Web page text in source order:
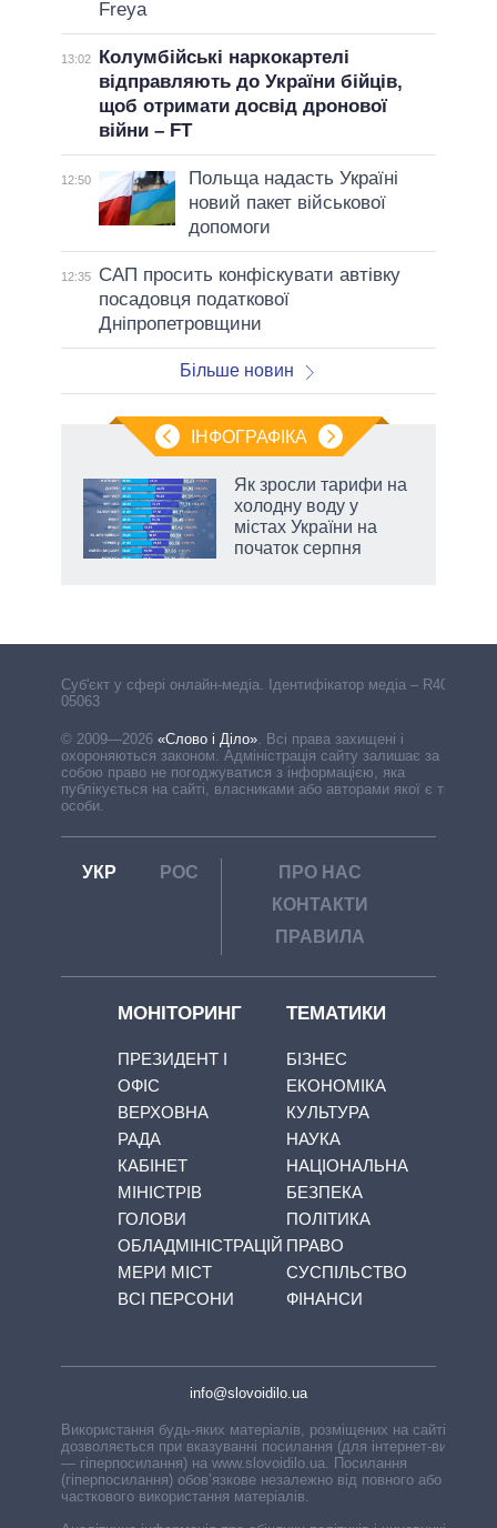
Freya
13:02
Колумбійські наркокартелі
відправляють до України бійців,
щоб отримати досвід дронової
війни – FT
12:50
Польща надасть Україні
новий пакет військової
допомоги
12:35
САП просить конфіскувати автівку
посадовця податкової
Дніпропетровщини
Більше новин
ІНФОГРАФІКА
Як зросли тарифи на
холодну воду у
містах України на
початок серпня
Cуб'єкт у сфері онлайн-медіа. Ідентифікатор медіа – R40-
05063
© 2009—2026 «Слово і Діло». Всі права захищені і
охороняються законом. Адміністрація сайту залишає за
собою право не погоджуватися з інформацією, яка
публікується на сайті, власниками або авторами якої є треті
особи.
УКР РОС
ПРО НАС
КОНТАКТИ
ПРАВИЛА
МОНІТОРИНГ
ПРЕЗИДЕНТ І
ОФІС
ВЕРХОВНА
РАДА
КАБІНЕТ
МІНІСТРІВ
ГОЛОВИ
ОБЛАДМІНІСТРАЦІЙ
МЕРИ МІСТ
ВСІ ПЕРСОНИ
ТЕМАТИКИ
БІЗНЕС
ЕКОНОМІКА
КУЛЬТУРА
НАУКА
НАЦІОНАЛЬНА
БЕЗПЕКА
ПОЛІТИКА
ПРАВО
СУСПІЛЬСТВО
ФІНАНСИ
info@slovoidilo.ua
Використання будь-яких матеріалів, розміщених на сайті,
дозволяється при вказуванні посилання (для інтернет-видань
— гіперпосилання) на www.slovoidilo.ua. Посилання
(гіперпосилання) обов’язкове незалежно від повного або
часткового використання матеріалів.